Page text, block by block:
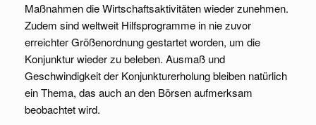
Maßnahmen die Wirtschaftsaktivitäten wieder zunehmen.
Zudem sind weltweit Hilfsprogramme in nie zuvor
erreichter Größenordnung gestartet worden, um die
Konjunktur wieder zu beleben. Ausmaß und
Geschwindigkeit der Konjunkturerholung bleiben natürlich
ein Thema, das auch an den Börsen aufmerksam
beobachtet wird.